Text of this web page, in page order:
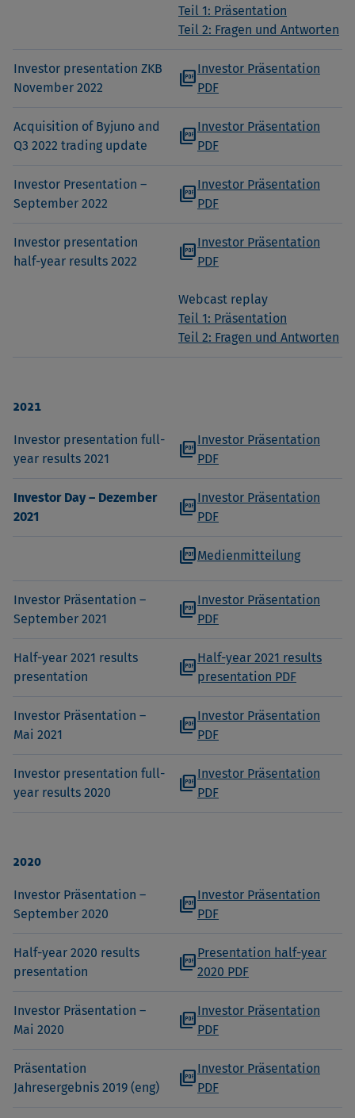
Teil 1: Präsentation
Teil 2: Fragen und Antworten
Investor presentation ZKB
November 2022
picture_as_pdfInvestor Präsentation
PDF
Acquisition of Byjuno and
Q3 2022 trading update
picture_as_pdfInvestor Präsentation
PDF
Investor Presentation –
September 2022
picture_as_pdfInvestor Präsentation
PDF
Investor presentation
half-year results 2022
picture_as_pdfInvestor Präsentation
PDF
Webcast replay
Teil 1: Präsentation
Teil 2: Fragen und Antworten
2021
Investor presentation full-
year results 2021
picture_as_pdfInvestor Präsentation
PDF
Investor Day – Dezember
2021
picture_as_pdfInvestor Präsentation
PDF
picture_as_pdfMedienmitteilung
Investor Präsentation –
September 2021
picture_as_pdfInvestor Präsentation
PDF
Half-year 2021 results
presentation
picture_as_pdfHalf-year 2021 results
presentation PDF
Investor Präsentation –
Mai 2021
picture_as_pdfInvestor Präsentation
PDF
Investor presentation full-
year results 2020
picture_as_pdfInvestor Präsentation
PDF
2020
Investor Präsentation –
September 2020
picture_as_pdfInvestor Präsentation
PDF
Half-year 2020 results
presentation
picture_as_pdfPresentation half-year
2020 PDF
Investor Präsentation –
Mai 2020
picture_as_pdfInvestor Präsentation
PDF
Präsentation
Jahresergebnis 2019 (eng)
picture_as_pdfInvestor Präsentation
PDF